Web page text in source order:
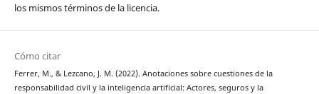
los mismos términos de la licencia.
Cómo citar
Ferrer, M., & Lezcano, J. M. (2022). Anotaciones sobre cuestiones de la
responsabilidad civil y la inteligencia artificial: Actores, seguros y la